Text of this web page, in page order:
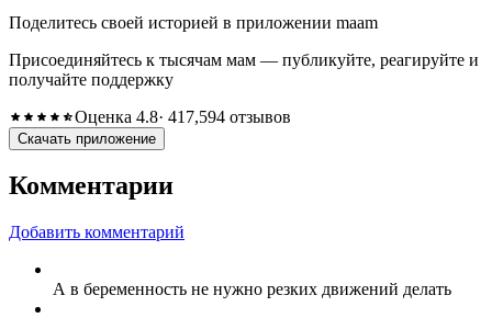
Поделитесь своей историей в приложении maam
Присоединяйтесь к тысячам мам — публикуйте, реагируйте и
получайте поддержку
Оценка 4.8· 417,594 отзывов
Скачать приложение
Комментарии
Добавить комментарий
А в беременность не нужно резких движений делать